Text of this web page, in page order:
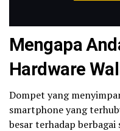
Mengapa
Hardware
Dompet yang
smartphone yang
besar terhadap berbagai